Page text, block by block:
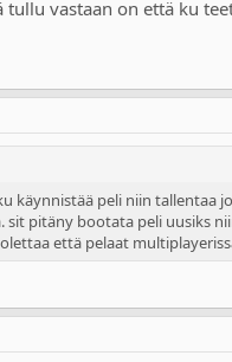
vastaan on että ku
käynnistää peli niin tallentaa
pitäny bootata peli uusiks
että pelaat